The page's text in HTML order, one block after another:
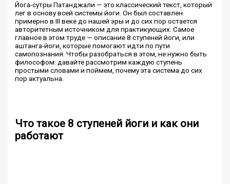
Йога-сутры Патанджали — это классический текст, который
лег в основу всей системы йоги. Он был составлен
примерно в III веке до нашей эры и до сих пор остается
авторитетным источником для практикующих. Самое
главное в этом труде — описание 8 ступеней йоги, или
аштанга-йоги, которые помогают идти по пути
самопознания. Чтобы разобраться в этом, не нужно быть
философом: давайте рассмотрим каждую ступень
простыми словами и поймем, почему эта система до сих
пор актуальна.
Что такое 8 ступеней йоги и как они
работают